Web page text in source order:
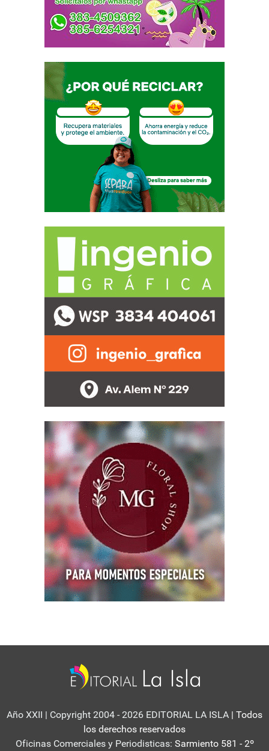
Año XXII | Copyright 2004 - 2026 EDITORIAL LA ISLA | Todos
los derechos reservados
Oficinas Comerciales y Periodisticas: Sarmiento 581 - 2º